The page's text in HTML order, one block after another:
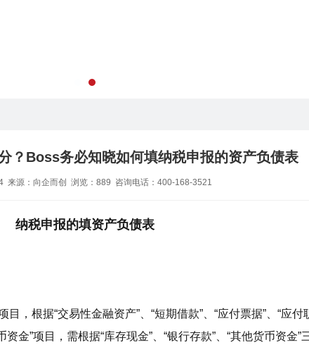
？Boss务必知晓如何填纳税申报的资产负债表
来源： 向企而创 浏览： 889 咨询电话：400-168-3521
纳税申报的填资产负债表
目，根据“交易性金融资产”、“短期借款”、“应付票据”、“应
金”项目，需根据“库存现金”、“银行存款”、“其他货币资金